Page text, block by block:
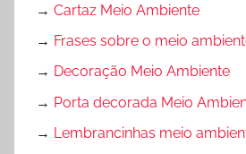
→ Cartaz Meio Ambiente
→ Frases sobre o meio
→ Decoração Meio Ambiente
→ Porta decorada Meio
→ Lembrancinhas meio